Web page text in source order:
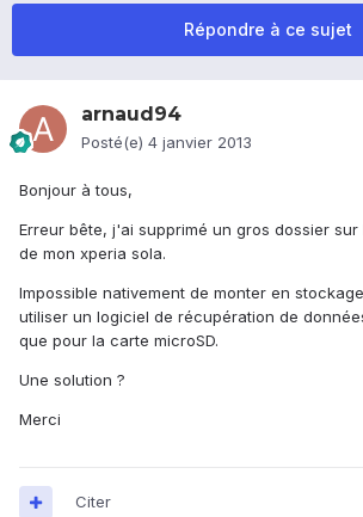
Répondre à ce sujet
arnaud94
Posté(e) 4 janvier 2013
Bonjour à tous,
Erreur bête, j'ai supprimé un gros dossier sur
de mon xperia sola.
Impossible nativement de monter en
utiliser un logiciel de récupération de
que pour la carte microSD.
Une solution ?
Merci
Citer